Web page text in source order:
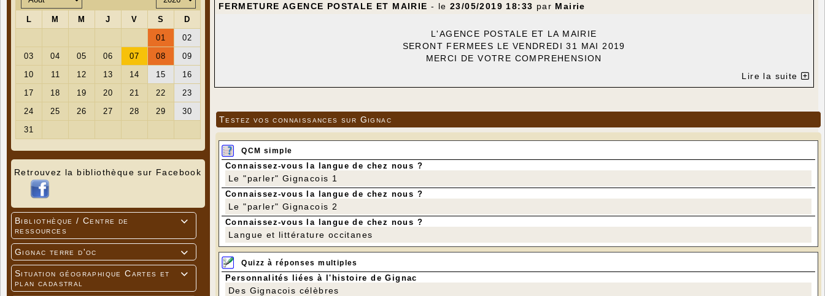
Retrouvez la bibliothèque sur Facebook

Bibliothèque / Centre de
ressources

Gignac terre d'oc

Situation géographique Cartes et
plan cadastral
FERMETURE AGENCE POSTALE ET MAIRIE - le23/05/2019 18:33 par Mairie
L'AGENCE POSTALE ET LA MAIRIE
SERONT FERMEES LE VENDREDI 31 MAI 2019
MERCI DE VOTRE COMPREHENSION
Lire la suite
Testez vos connaissances sur Gignac
QCM simple
Connaissez-vous la langue de chez nous ?
Le "parler" Gignacois 1
Connaissez-vous la langue de chez nous ?
Le "parler" Gignacois 2
Connaissez-vous la langue de chez nous ?
Langue et littérature occitanes
Quizz à réponses multiples
Personnalités liées à l'histoire de Gignac
Des Gignacois célèbres